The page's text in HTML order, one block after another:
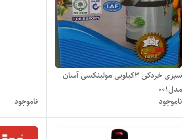
سبزی خردکن ۳کیلویی مولینکسی آسان
مدل۰۰۱
ناموجود
ناموجود